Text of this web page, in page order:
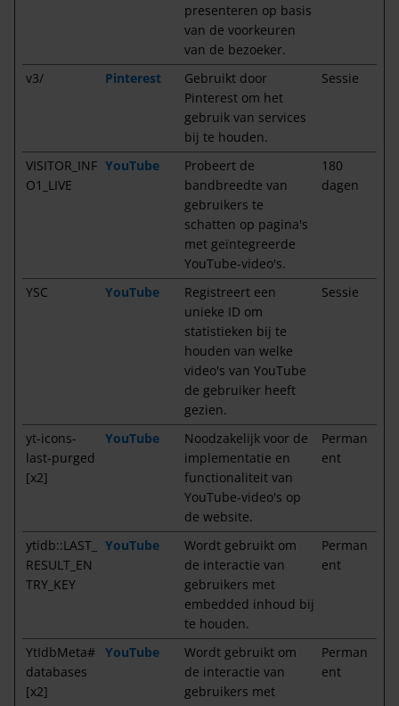
presenteren op basis
van de voorkeuren
van de bezoeker.
v3/ Pinterest
Gebruikt door
Pinterest om het
gebruik van services
bij te houden.
Sessie
VISITOR_INF
O1_LIVE
YouTube
Probeert de
bandbreedte van
gebruikers te
schatten op pagina's
met geïntegreerde
YouTube-video's.
180
dagen
YSC YouTube
Registreert een
unieke ID om
statistieken bij te
houden van welke
video's van YouTube
de gebruiker heeft
gezien.
Sessie
yt-icons-
last-purged
[x2]
YouTube
Noodzakelijk voor de
implementatie en
functionaliteit van
YouTube-video's op
de website.
Perman
ent
ytidb::LAST_
RESULT_EN
TRY_KEY
YouTube
Wordt gebruikt om
de interactie van
gebruikers met
embedded inhoud bij
te houden.
Perman
ent
YtIdbMeta#
databases
[x2]
YouTube
Wordt gebruikt om
de interactie van
gebruikers met
Perman
ent